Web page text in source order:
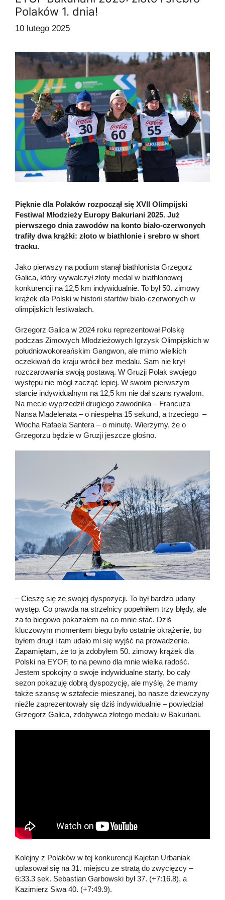
Polaków 1. dnia!
10 lutego 2025
Pięknie dla Polaków rozpoczął się XVII Olimpijski
Festiwal Młodzieży Europy Bakuriani 2025. Już
pierwszego dnia zawodów na konto biało-czerwonych
trafiły dwa krążki: złoto w biathlonie i srebro w short
tracku.
Jako pierwszy na podium stanął biathlonista Grzegorz
Galica, który wywalczył złoty medal w biathlonowej
konkurencji na 12,5 km indywidualnie. To był 50. zimowy
krążek dla Polski w historii startów biało-czerwonych w
olimpijskich festiwalach.
Grzegorz Galica w 2024 roku reprezentował Polskę
podczas Zimowych Młodzieżowych Igrzysk Olimpijskich w
południowokoreańskim Gangwon, ale mimo wielkich
oczekiwań do kraju wrócił bez medalu. Sam nie krył
rozczarowania swoją postawą. W Gruzji Polak swojego
występu nie mógł zacząć lepiej. W swoim pierwszym
starcie indywidualnym na 12,5 km nie dał szans rywalom.
Na mecie wyprzedził drugiego zawodnika – Francuza
Nansa Madelenata – o niespełna 15 sekund, a trzeciego –
Włocha Rafaela Santera – o minutę. Wierzymy, że o
Grzegorzu będzie w Gruzji jeszcze głośno.
– Cieszę się ze swojej dyspozycji. To był bardzo udany
występ. Co prawda na strzelnicy popełniłem trzy błędy, ale
za to biegowo pokazałem na co mnie stać. Dziś
kluczowym momentem biegu było ostatnie okrążenie, bo
byłem drugi i tam udało mi się wyjść na prowadzenie.
Zapamiętam, że to ja zdobyłem 50. zimowy krążek dla
Polski na EYOF, to na pewno dla mnie wielka radość.
Jestem spokojny o swoje indywidualne starty, bo cały
sezon pokazuję dobrą dyspozycję, ale myślę, że mamy
także szansę w sztafecie mieszanej, bo nasze dziewczyny
nieźle zaprezentowały się dziś indywidualnie – powiedział
Grzegorz Galica, zdobywca złotego medalu w Bakuriani.
Kolejny z Polaków w tej konkurencji Kajetan Urbaniak
uplasował się na 31. miejscu ze stratą do zwycięzcy –
6:33.3 sek. Sebastian Garbowski był 37. (+7:16.8), a
Kazimierz Siwa 40. (+7:49.9).